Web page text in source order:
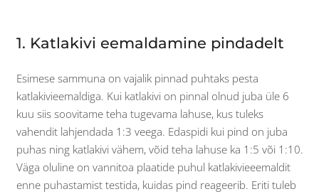
1. Katlakivi eemaldamine pindadelt
Esimese sammuna on vajalik pinnad puhtaks pesta
katlakivieemaldiga. Kui katlakivi on pinnal olnud juba üle 6
kuu siis soovitame teha tugevama lahuse, kus tuleks
vahendit lahjendada 1:3 veega. Edaspidi kui pind on juba
puhas ning katlakivi vähem, võid teha lahuse ka 1:5 või 1:10.
Väga oluline on vannitoa plaatide puhul katlakivieeemaldit
enne puhastamist testida, kuidas pind reageerib. Eriti tuleb